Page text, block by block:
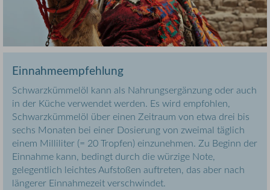
Einnahmeempfehlung
Schwarzkümmelöl kann als Nahrungsergänzung oder auch
in der Küche verwendet werden. Es wird empfohlen,
Schwarzkümmelöl über einen Zeitraum von etwa drei bis
sechs Monaten bei einer Dosierung von zweimal täglich
einem Milliliter (= 20 Tropfen) einzunehmen. Zu Beginn der
Einnahme kann, bedingt durch die würzige Note,
gelegentlich leichtes Aufstoßen auftreten, das aber nach
längerer Einnahmezeit verschwindet.